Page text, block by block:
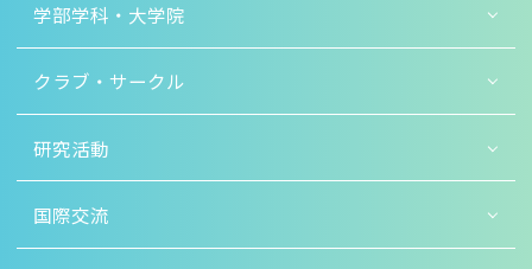
学部学科・大学院
クラブ・サークル
研究活動
国際交流